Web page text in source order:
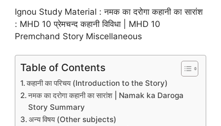
Ignou Study Material : नमक का दरोगा कहानी का सारांश
: MHD 10 प्रेमचन्द कहानी विविधा | MHD 10
Premchand Story Miscellaneous
Table of Contents
कहानी का परिचय (Introduction to the Story)
नमक का दरोगा कहानी का सारांश | Namak ka Daroga
Story Summary
अन्य विषय (Other subjects)